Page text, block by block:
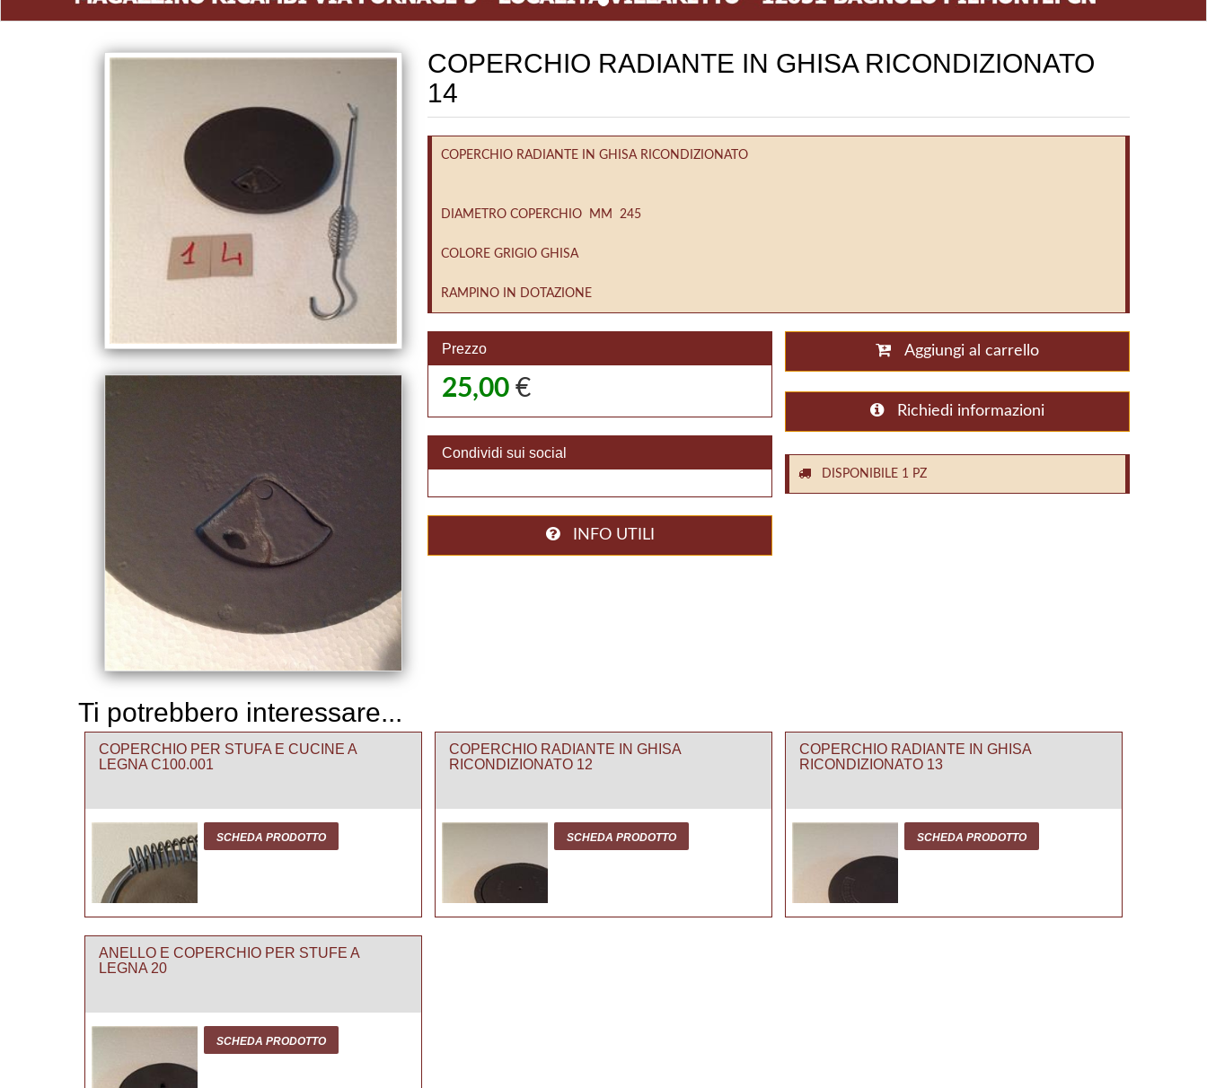
COPERCHIO RADIANTE IN GHISA RICONDIZIONATO
14
COPERCHIO RADIANTE IN GHISA RICONDIZIONATO
DIAMETRO COPERCHIO MM 245
COLORE GRIGIO GHISA
RAMPINO IN DOTAZIONE
Prezzo
25,00 €
Condividi sui social
INFO UTILI
Aggiungi al carrello
Richiedi informazioni
DISPONIBILE 1 PZ
Ti potrebbero interessare...
COPERCHIO PER STUFA E CUCINE A
LEGNA C100.001
SCHEDA PRODOTTO
COPERCHIO RADIANTE IN GHISA
RICONDIZIONATO 12
SCHEDA PRODOTTO
COPERCHIO RADIANTE IN GHISA
RICONDIZIONATO 13
SCHEDA PRODOTTO
ANELLO E COPERCHIO PER STUFE A
LEGNA 20
SCHEDA PRODOTTO